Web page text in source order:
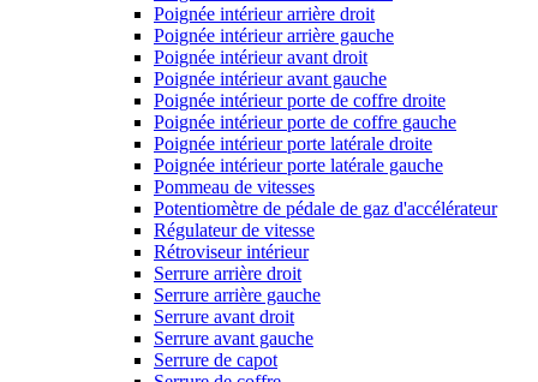
Poignée intérieur arrière droit
Poignée intérieur arrière gauche
Poignée intérieur avant droit
Poignée intérieur avant gauche
Poignée intérieur porte de coffre droite
Poignée intérieur porte de coffre gauche
Poignée intérieur porte latérale droite
Poignée intérieur porte latérale gauche
Pommeau de vitesses
Potentiomètre de pédale de gaz d'accélérateur
Régulateur de vitesse
Rétroviseur intérieur
Serrure arrière droit
Serrure arrière gauche
Serrure avant droit
Serrure avant gauche
Serrure de capot